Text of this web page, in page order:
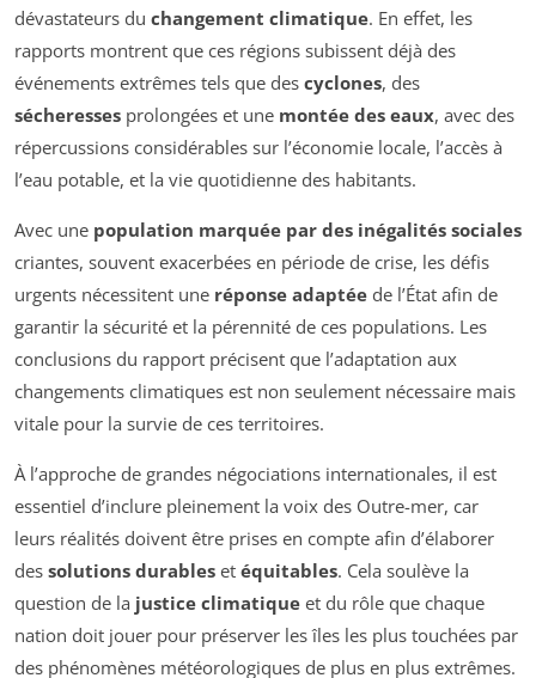
dévastateurs du changement climatique. En effet, les
rapports montrent que ces régions subissent déjà des
événements extrêmes tels que des cyclones, des
sécheresses prolongées et une montée des eaux, avec des
répercussions considérables sur l’économie locale, l’accès à
l’eau potable, et la vie quotidienne des habitants.
Avec une population marquée par des inégalités sociales
criantes, souvent exacerbées en période de crise, les défis
urgents nécessitent une réponse adaptée de l’État afin de
garantir la sécurité et la pérennité de ces populations. Les
conclusions du rapport précisent que l’adaptation aux
changements climatiques est non seulement nécessaire mais
vitale pour la survie de ces territoires.
À l’approche de grandes négociations internationales, il est
essentiel d’inclure pleinement la voix des Outre-mer, car
leurs réalités doivent être prises en compte afin d’élaborer
des solutions durables et équitables. Cela soulève la
question de la justice climatique et du rôle que chaque
nation doit jouer pour préserver les îles les plus touchées par
des phénomènes météorologiques de plus en plus extrêmes.